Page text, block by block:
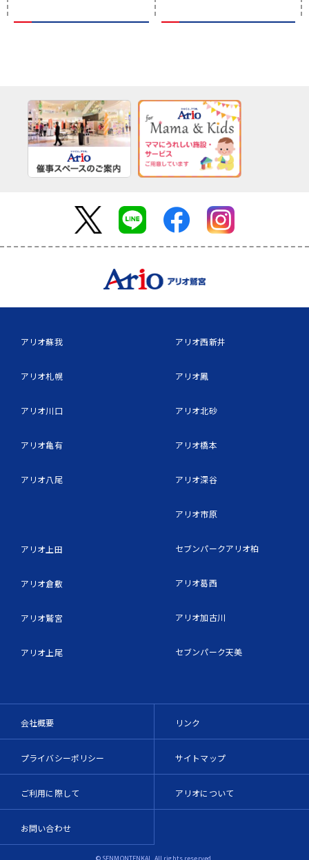
アリオ蘇我
アリオ札幌
アリオ川口
アリオ亀有
アリオ八尾
アリオ上田
アリオ倉敷
アリオ鷲宮
アリオ上尾
アリオ西新井
アリオ鳳
アリオ北砂
アリオ橋本
アリオ深谷
アリオ市原
セブンパークアリオ柏
アリオ葛西
アリオ加古川
セブンパーク天美
会社概要
プライバシーポリシー
ご利用に際して
お問い合わせ
リンク
サイトマップ
アリオについて